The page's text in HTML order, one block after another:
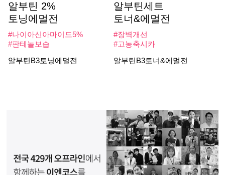
알부틴 2%
토닝에멀전
#나이아신아마이드5%
#판테놀보습
알부틴B3토닝에멀전
알부틴세트
토너&에멀전
#장벽개선
#고농축시카
알부틴B3토너&에멀전